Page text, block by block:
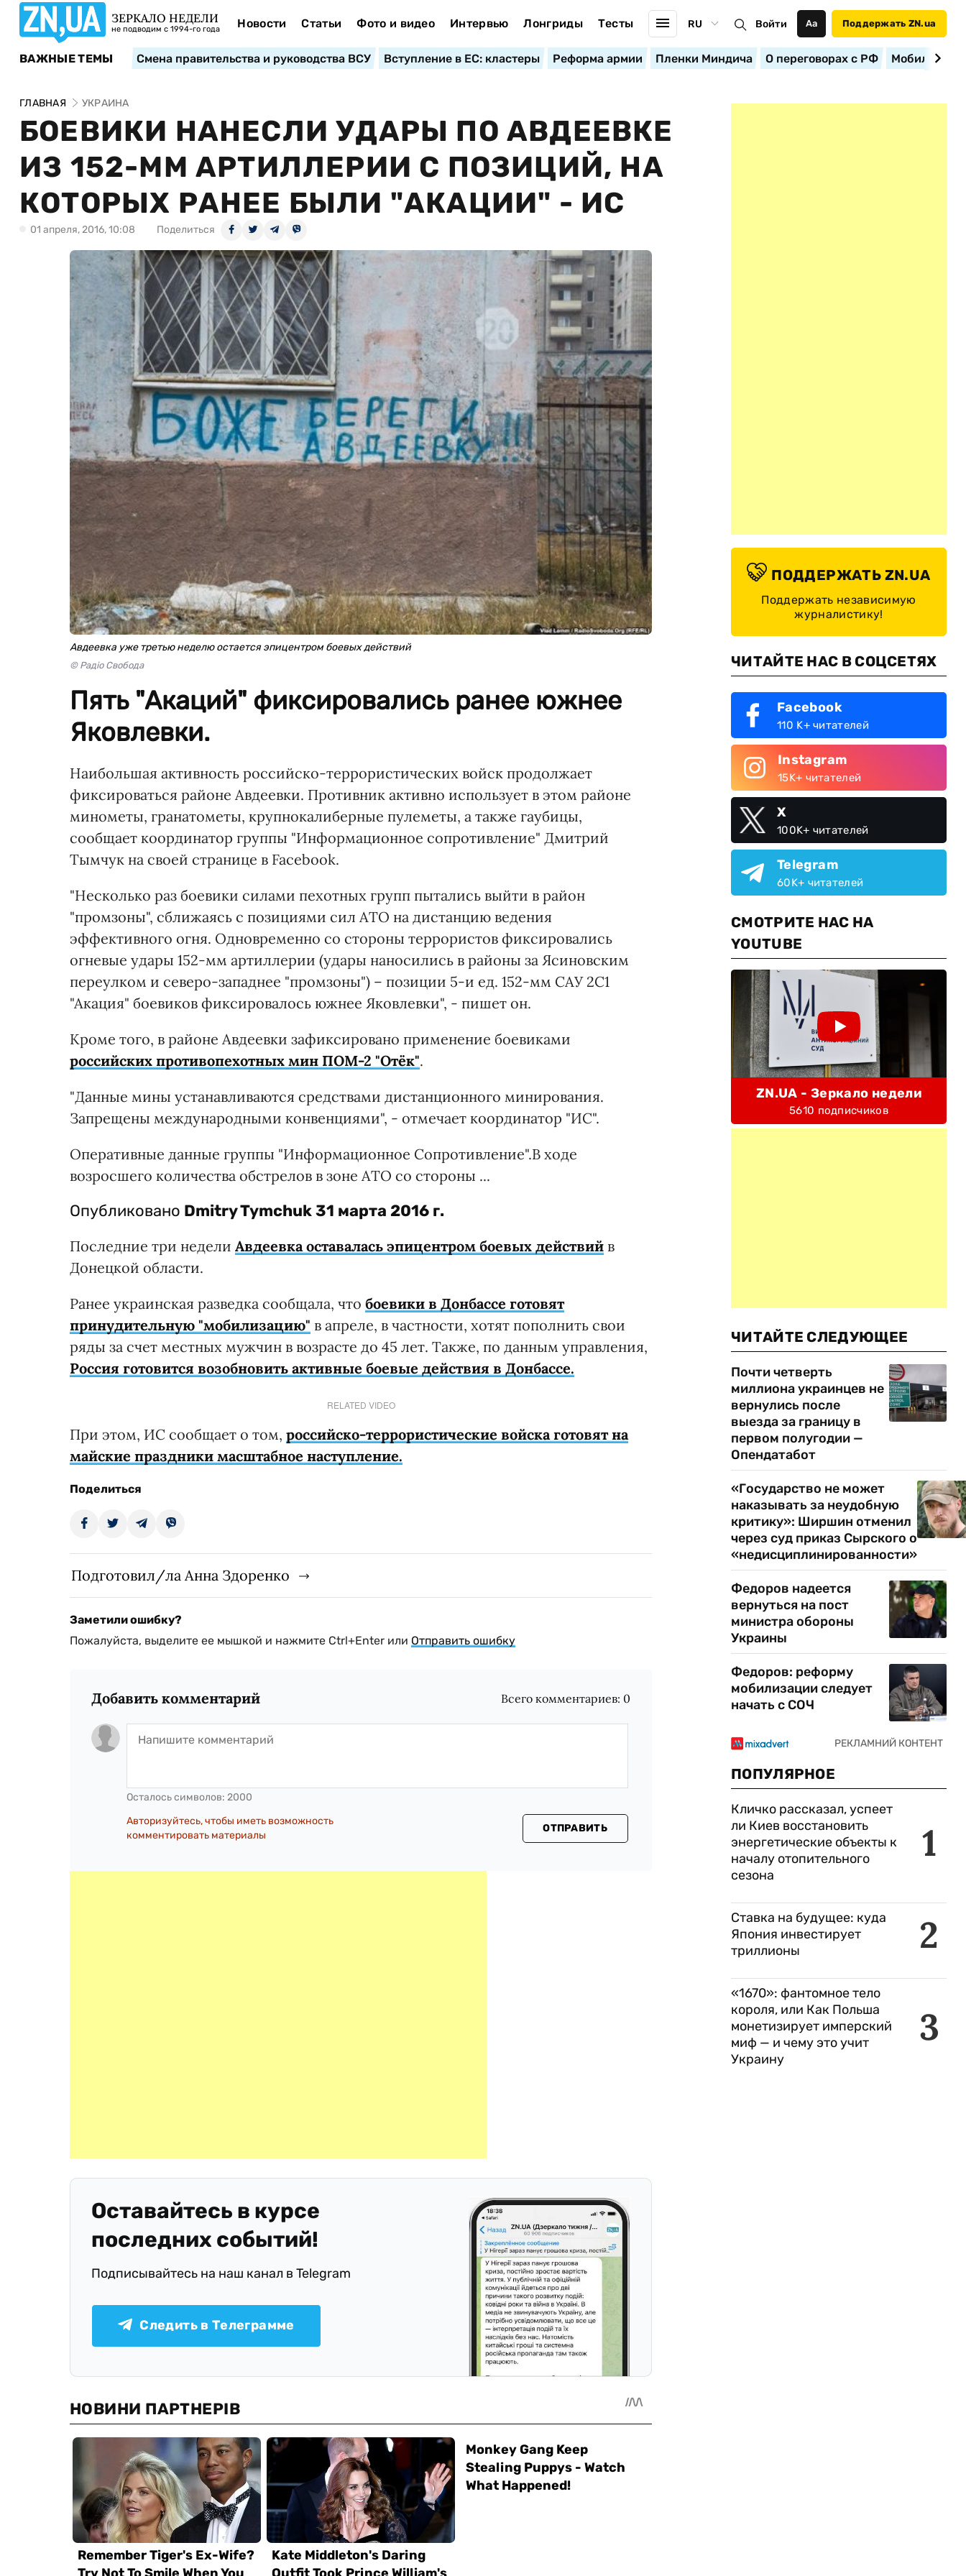
ЗЕРКАЛО НЕДЕЛИ
не подводим с 1994-го года Новости Статьи Фото и видео Интервью Лонгриды Тесты RU Войти Аа Поддержать ZN.ua
ВАЖНЫЕ ТЕМЫ Смена правительства и руководства ВСУ Вступление в ЕС: кластеры Реформа армии Пленки Миндича О переговорах с РФ
ГЛАВНАЯ УКРАИНА
БОЕВИКИ НАНЕСЛИ УДАРЫ ПО АВДЕЕВКЕ
ИЗ 152-ММ АРТИЛЛЕРИИ С ПОЗИЦИЙ, НА
КОТОРЫХ РАНЕЕ БЫЛИ "АКАЦИИ" - ИС
01 апреля, 2016, 10:08 Поделиться
Авдеевка уже третью неделю остается эпицентром боевых действий
© Радіо Свобода
Пять "Акаций" фиксировались ранее южнее
Яковлевки.
Наибольшая активность российско-террористических войск продолжает
фиксироваться районе Авдеевки. Противник активно использует в этом районе
минометы, гранатометы, крупнокалиберные пулеметы, а также гаубицы,
сообщает координатор группы "Информационное сопротивление" Дмитрий
Тымчук на своей странице в Facebook.
"Несколько раз боевики силами пехотных групп пытались выйти в район
"промзоны", сближаясь с позициями сил АТО на дистанцию ведения
эффективного огня. Одновременно со стороны террористов фиксировались
огневые удары 152-мм артиллерии (удары наносились в районы за Ясиновским
переулком и северо-западнее "промзоны") – позиции 5-и ед. 152-мм САУ 2С1
"Акация" боевиков фиксировалось южнее Яковлевки", - пишет он.
Кроме того, в районе Авдеевки зафиксировано применение боевиками
российских противопехотных мин ПОМ-2 "Отёк".
"Данные мины устанавливаются средствами дистанционного минирования.
Запрещены международными конвенциями", - отмечает координатор "ИС".
Оперативные данные группы "Информационное Сопротивление".В ходе
возросшего количества обстрелов в зоне АТО со стороны ...
Опубликовано Dmitry Tymchuk31 марта 2016 г.
Последние три недели Авдеевка оставалась эпицентром боевых действий в
Донецкой области.
Ранее украинская разведка сообщала, что боевики в Донбассе готовят
принудительную "мобилизацию" в апреле, в частности, хотят пополнить свои
ряды за счет местных мужчин в возрасте до 45 лет. Также, по данным управления,
Россия готовится возобновить активные боевые действия в Донбассе.
RELATED VIDEO
При этом, ИС сообщает о том, российско-террористические войска готовят на
майские праздники масштабное наступление.
Поделиться
Подготовил/ла Анна Здоренко
Заметили ошибку?
Пожалуйста, выделите ее мышкой и нажмите Ctrl+Enter или Отправить ошибку
Добавить комментарий Всего комментариев: 0
Осталось символов: 2000
Авторизуйтесь, чтобы иметь возможность
комментировать материалы
ОТПРАВИТЬ
Оставайтесь в курсе
последних событий!
Подписывайтесь на наш канал в Telegram
Следить в Телеграмме
ПОДДЕРЖАТЬ ZN.UA
Поддержать независимую
журналистику!
ЧИТАЙТЕ НАС В СОЦСЕТЯХ
Facebook
110 K+ читателей
Instagram
15K+ читателей
X
100K+ читателей
Telegram
60K+ читателей
СМОТРИТЕ НАС НА
YOUTUBE
ZN.UA - Зеркало недели
5610 подписчиков
ЧИТАЙТЕ СЛЕДУЮЩЕЕ
Почти четверть
миллиона украинцев не
вернулись после
выезда за границу в
первом полугодии —
Опендатабот
«Государство не может
наказывать за неудобную
критику»: Ширшин отменил
через суд приказ Сырского о
«недисциплинированности»
Федоров надеется
вернуться на пост
министра обороны
Украины
Федоров: реформу
мобилизации следует
начать с СОЧ
ПОПУЛЯРНОЕ
1
Кличко рассказал, успеет
ли Киев восстановить
энергетические объекты к
началу отопительного
сезона
2
Ставка на будущее: куда
Япония инвестирует
триллионы
3
«1670»: фантомное тело
короля, или Как Польша
монетизирует имперский
миф — и чему это учит
Украину